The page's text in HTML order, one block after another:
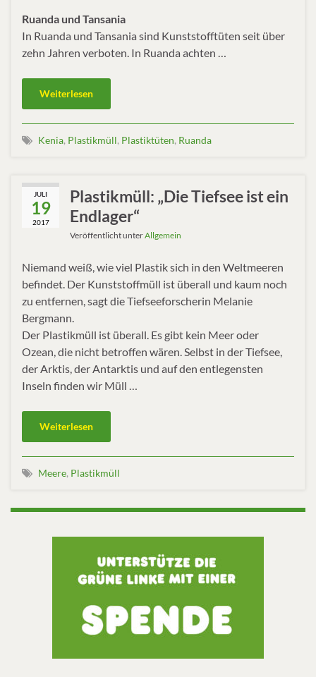
Ruanda und Tansania
In Ruanda und Tansania sind Kunststofftüten seit über
zehn Jahren verboten. In Ruanda achten …
Weiterlesen
Kenia, Plastikmüll, Plastiktüten, Ruanda
JULI
19
2017
Plastikmüll: „Die Tiefsee ist ein
Endlager“
Veröffentlicht unterAllgemein
Niemand weiß, wie viel Plastik sich in den Weltmeeren
befindet. Der Kunststoffmüll ist überall und kaum noch
zu entfernen, sagt die Tiefseeforscherin Melanie
Bergmann.
Der Plastikmüll ist überall. Es gibt kein Meer oder
Ozean, die nicht betroffen wären. Selbst in der Tiefsee,
der Arktis, der Antarktis und auf den entlegensten
Inseln finden wir Müll …
Weiterlesen
Meere, Plastikmüll